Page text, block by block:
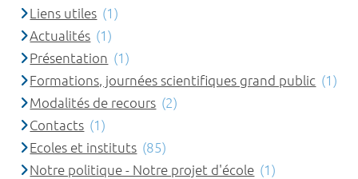
Liens utiles (1)
Actualités (1)
Présentation (1)
Formations, journées scientifiques grand public (1)
Modalités de recours (2)
Contacts (1)
Ecoles et instituts (85)
Notre politique - Notre projet d'école (1)